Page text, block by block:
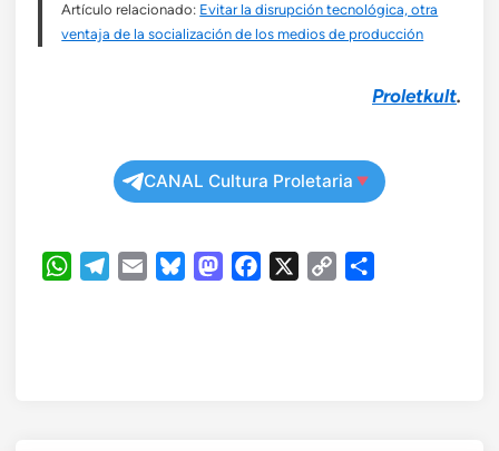
Artículo relacionado: Evitar la disrupción tecnológica, otra
ventaja de la socialización de los medios de producción
Proletkult.
CANAL Cultura Proletaria
WhatsAppTelegram
Email BlueskyMastodonFacebook
Copy